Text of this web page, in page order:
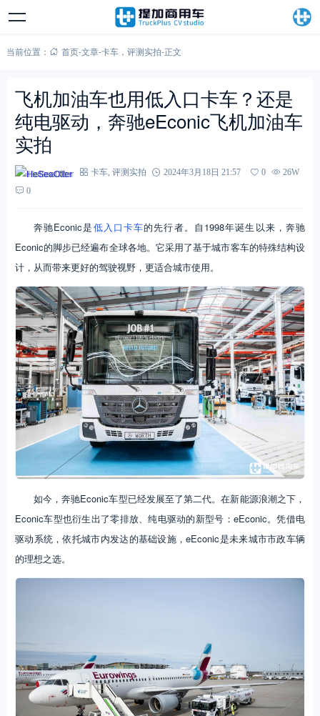
当前位置： 首页-文章-卡车， 评测实拍-正文
飞机加油车也用低入口卡车？还是
纯电驱动，奔驰eEconic飞机加油车
实拍
HeSeaOtter 卡车, 评测实拍 2024年3月18日 21:57 0
26W
0
奔驰Econic是低入口卡车的先行者。自1998年诞生以来，奔驰
Econic的脚步已经遍布全球各地。它采用了基于城市客车的特殊结构设
计，从而带来更好的驾驶视野，更适合城市使用。
如今，奔驰Econic车型已经发展至了第二代。在新能源浪潮之下，
Econic车型也衍生出了零排放、纯电驱动的新型号：eEconic。凭借电
驱动系统，依托城市内发达的基础设施，eEconic是未来城市市政车辆
的理想之选。